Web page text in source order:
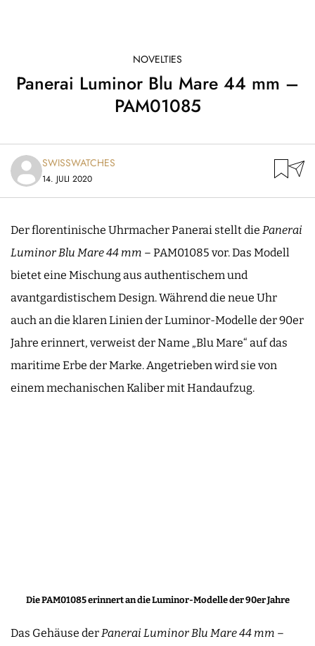
NOVELTIES
Panerai Luminor Blu Mare 44 mm –
PAM01085
SWISSWATCHES
14. JULI 2020
Der florentinische Uhrmacher Panerai stellt die Panerai
Luminor Blu Mare 44 mm – PAM01085 vor. Das Modell
bietet eine Mischung aus authentischem und
avantgardistischem Design. Während die neue Uhr
auch an die klaren Linien der Luminor-Modelle der 90er
Jahre erinnert, verweist der Name „Blu Mare“ auf das
maritime Erbe der Marke. Angetrieben wird sie von
einem mechanischen Kaliber mit Handaufzug.
Die PAM01085 erinnert an die Luminor-Modelle der 90er Jahre
Das Gehäuse der Panerai Luminor Blu Mare 44 mm –